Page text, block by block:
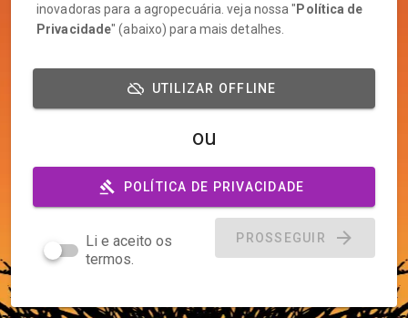
inovadoras para a agropecuária. veja nossa " Política de
Privacidade" (abaixo) para mais detalhes.
cloud_off UTILIZAR OFFLINE
ou
gavel POLÍTICA DE PRIVACIDADE
Li e aceito os
termos.
PROSSEGUIR